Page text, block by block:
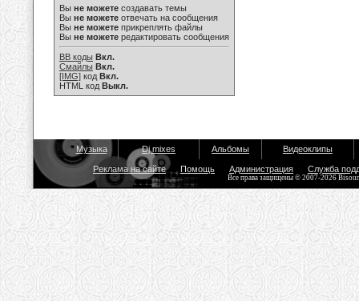
Вы не можете создавать темы
Вы не можете отвечать на сообщения
Вы не можете прикреплять файлы
Вы не можете редактировать сообщения
BB коды Вкл.
Смайлы Вкл.
[IMG] код Вкл.
HTML код Выкл.
Музыка Dj mixes Альбомы Видеоклипы
Реклама на сайте Помощь Администрация Служба
Все права защищены © 2007-2026